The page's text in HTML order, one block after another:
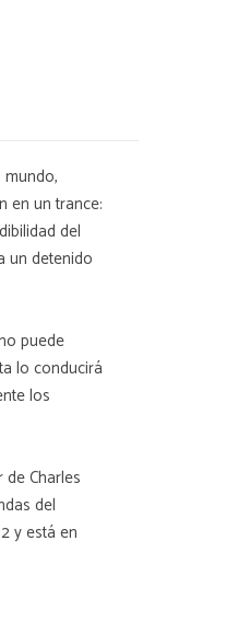
en un trance:
del
un detenido
puede
lo conducirá
los
Charles
del
y está en